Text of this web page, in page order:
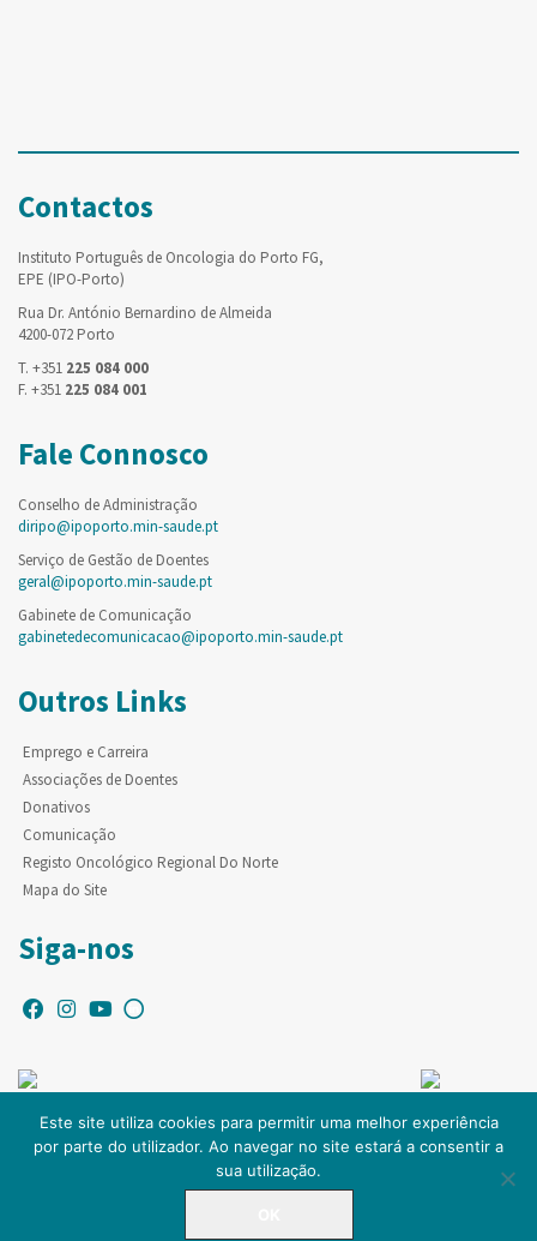
Contactos
Instituto Português de Oncologia do Porto FG,
EPE (IPO-Porto)
Rua Dr. António Bernardino de Almeida
4200-072 Porto
T. +351 225 084 000
F. +351 225 084 001
Fale Connosco
Conselho de Administração
diripo@ipoporto.min-saude.pt
Serviço de Gestão de Doentes
geral@ipoporto.min-saude.pt
Gabinete de Comunicação
gabinetedecomunicacao@ipoporto.min-saude.pt
Outros Links
Emprego e Carreira
Associações de Doentes
Donativos
Comunicação
Registo Oncológico Regional Do Norte
Mapa do Site
Siga-nos
© Copyright IPO-PORTO. Todos os direitos reservados.
Este site utiliza cookies para permitir uma melhor experiência
por parte do utilizador. Ao navegar no site estará a consentir a
sua utilização.